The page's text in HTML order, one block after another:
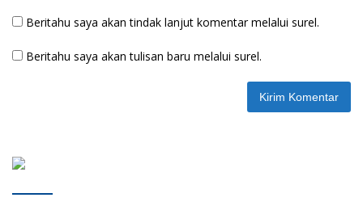
Beritahu saya akan tindak lanjut komentar melalui surel.
Beritahu saya akan tulisan baru melalui surel.